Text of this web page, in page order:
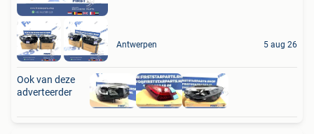
Antwerpen 5 aug 26
Ook van deze
adverteerder